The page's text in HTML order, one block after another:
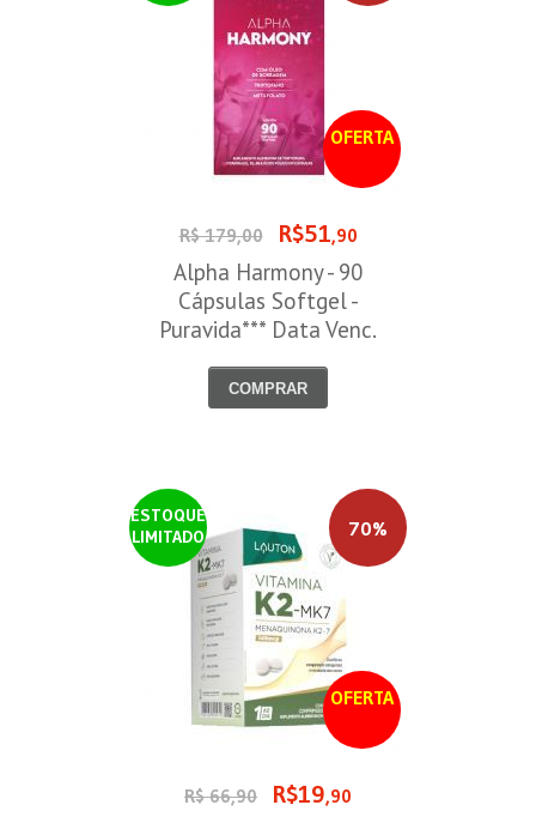
OFERTA
R$ 179,00 R$51,90
Alpha Harmony - 90
Cápsulas Softgel -
Puravida*** Data Venc.
COMPRAR
ESTOQUE
LIMITADO
OFERTA
70%
R$ 66,90 R$19,90